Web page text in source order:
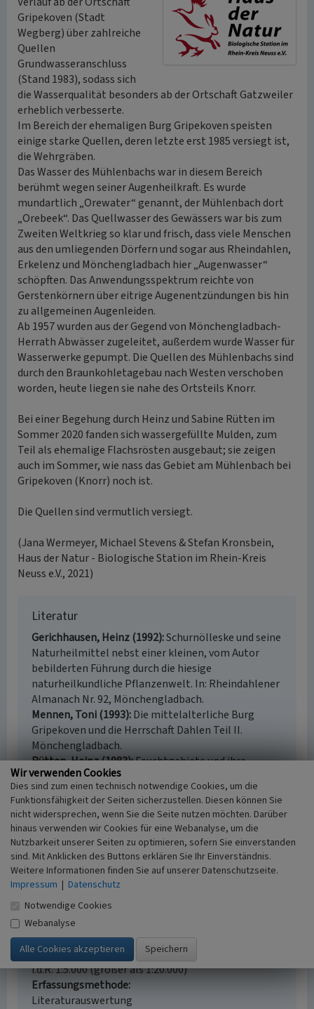
Gripekoven (Stadt
Wegberg) über zahlreiche
Quellen
Grundwasseranschluss
(Stand 1983), sodass sich
die Wasserqualität besonders ab der Ortschaft Gatzweiler
erheblich verbesserte.
Im Bereich der ehemaligen Burg Gripekoven speisten
einige starke Quellen, deren letzte erst 1985 versiegt ist,
die Wehrgräben.
Das Wasser des Mühlenbachs war in diesem Bereich
berühmt wegen seiner Augenheilkraft. Es wurde
mundartlich „Orewater“ genannt, der Mühlenbach dort
„Orebeek“. Das Quellwasser des Gewässers war bis zum
Zweiten Weltkrieg so klar und frisch, dass viele Menschen
aus den umliegenden Dörfern und sogar aus Rheindahlen,
Erkelenz und Mönchengladbach hier „Augenwasser“
schöpften. Das Anwendungsspektrum reichte von
Gerstenkörnern über eitrige Augenentzündungen bis hin
zu allgemeinen Augenleiden.
Ab 1957 wurden aus der Gegend von Mönchengladbach-
Herrath Abwässer zugeleitet, außerdem wurde Wasser für
Wasserwerke gepumpt. Die Quellen des Mühlenbachs sind
durch den Braunkohletagebau nach Westen verschoben
worden, heute liegen sie nahe des Ortsteils Knorr.
Bei einer Begehung durch Heinz und Sabine Rütten im
Sommer 2020 fanden sich wassergefüllte Mulden, zum
Teil als ehemalige Flachsrösten ausgebaut; sie zeigen
auch im Sommer, wie nass das Gebiet am Mühlenbach bei
Gripekoven (Knorr) noch ist.
Die Quellen sind vermutlich versiegt.
(Jana Wermeyer, Michael Stevens & Stefan Kronsbein,
Haus der Natur - Biologische Station im Rhein-Kreis
Neuss e.V., 2021)
Literatur
Gerichhausen, Heinz (1992) Schurnölleske und seine
Naturheilmittel nebst einer kleinen, vom Autor
bebilderten Führung durch die hiesige
naturheilkundliche Pflanzenwelt. In: Rheindahlener
Almanach Nr. 92, Mönchengladbach.
Mennen, Toni (1993) Die mittelalterliche Burg
Gripekoven und die Herrschaft Dahlen Teil II.
Mönchengladbach.
Rütten, Heinz (1983) Feuchtgebiete und ihre
Amphibien in Mönchengladbach. Mönchengladbach.
Quellen des Mühlenbachs in Rheindahlen
Schlagwörter
Quelle (Gewässer)
Ort
41179 Mönchengladbach - Rheindahlen
Fachsicht(en)
Naturschutz
Erfassungsmaßstab
i.d.R. 1:5.000 (größer als 1:20.000)
Erfassungsmethode
Literaturauswertung
Wir verwenden Cookies
Dies sind zum einen technisch notwendige Cookies, um die
Funktionsfähigkeit der Seiten sicherzustellen. Diesen können Sie
nicht widersprechen, wenn Sie die Seite nutzen möchten. Darüber
hinaus verwenden wir Cookies für eine Webanalyse, um die
Nutzbarkeit unserer Seiten zu optimieren, sofern Sie einverstanden
sind. Mit Anklicken des Buttons erklären Sie Ihr Einverständnis.
Weitere Informationen finden Sie auf unserer Datenschutzseite.
Impressum | Datenschutz
Notwendige Cookies
Webanalyse